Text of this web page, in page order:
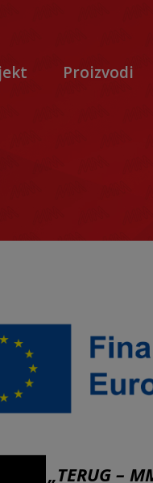
Proizvodi
„TERUG –